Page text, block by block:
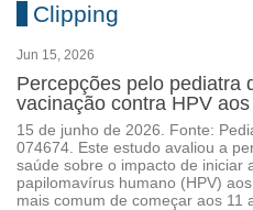
Clipping
Jun 15, 2026
Percepções pelo pediatra
vacinação contra HPV
15 de junho de 2026. Fonte:
074674. Este estudo avaliou a
saúde sobre o impacto de iniciar
papilomavírus humano (HPV)
mais comum de começar aos 11